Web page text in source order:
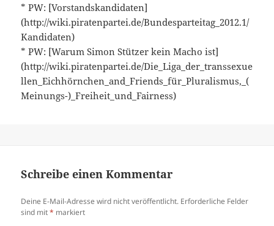
* PW: [Vorstandskandidaten]
(http://wiki.piratenpartei.de/Bundesparteitag_2012.1/
Kandidaten)
* PW: [Warum Simon Stützer kein Macho ist]
(http://wiki.piratenpartei.de/Die_Liga_der_transsexue
llen_Eichhörnchen_and_Friends_für_Pluralismus,_(
Meinungs-)_Freiheit_und_Fairness)
Schreibe einen Kommentar
Deine E-Mail-Adresse wird nicht veröffentlicht. Erforderliche Felder
sind mit* markiert